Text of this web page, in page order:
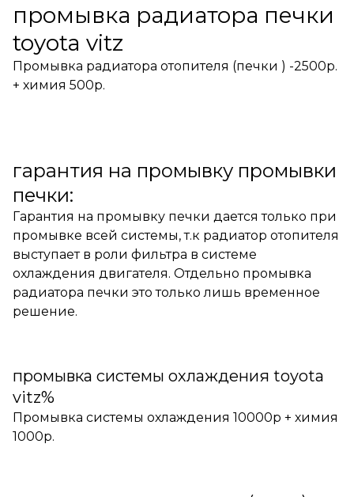
промывка радиатора печки
toyota vitz
Промывка радиатора отопителя (печки ) -2500р.
+ химия 500р.
гарантия на промывку промывки
печки:
Гарантия на промывку печки дается только при
промывке всей системы, т.к радиатор отопителя
выступает в роли фильтра в системе
охлаждения двигателя. Отдельно промывка
радиатора печки это только лишь временное
решение.
промывка системы охлаждения toyota
vitz%
Промывка системы охлаждения 10000р + химия
1000р.